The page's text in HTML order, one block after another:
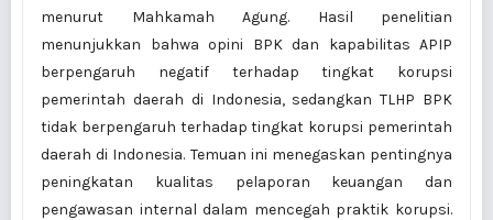
menurut Mahkamah Agung. Hasil penelitian
menunjukkan bahwa opini BPK dan kapabilitas APIP
berpengaruh negatif terhadap tingkat korupsi
pemerintah daerah di Indonesia, sedangkan TLHP BPK
tidak berpengaruh terhadap tingkat korupsi pemerintah
daerah di Indonesia. Temuan ini menegaskan pentingnya
peningkatan kualitas pelaporan keuangan dan
pengawasan internal dalam mencegah praktik korupsi.